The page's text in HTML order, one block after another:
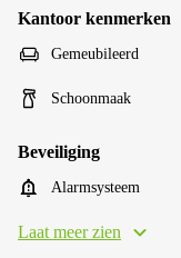
Kantoor kenmerken
Gemeubileerd
Schoonmaak
Beveiliging
Alarmsysteem
Laat meer zien